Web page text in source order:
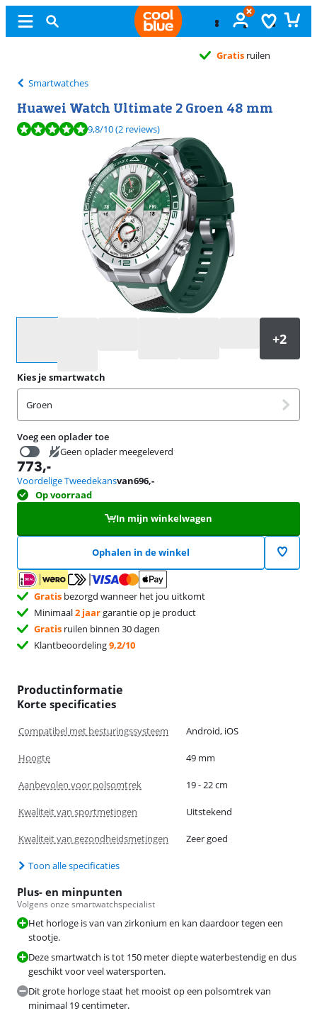
Smartwatches
Huawei Watch Ultimate 2 Groen 48 mm
Beoordeling is 9,8 van de 10, gebaseerd op 2 reviews.
9,8/10(2 reviews)
Kies je smartwatch
Groen
Voeg een oplader toe
Geen oplader meegeleverd
773,-
Voordelige Tweedekansvan696,-
Op voorraad
In mijn winkelwagen
Ophalen in de winkel
Gratis bezorgd wanneer het jou uitkomt
Minimaal2 jaargarantie op je product
Gratis ruilen binnen 30 dagen
Klantbeoordeling9,2/10
Productinformatie
Korte specificaties
Compatibel met besturingssysteem Android, iOS
Hoogte 49 mm
Aanbevolen voor polsomtrek 19 - 22 cm
Kwaliteit van sportmetingen Uitstekend
Kwaliteit van gezondheidsmetingen Zeer goed
Toon alle specificaties
Plus- en minpunten
Volgens onze smartwatchspecialist
Het horloge is van van zirkonium en kan daardoor tegen een
stootje.
Deze smartwatch is tot 150 meter diepte waterbestendig en dus
geschikt voor veel watersporten.
Dit grote horloge staat het mooist op een polsomtrek van
minimaal 19 centimeter.